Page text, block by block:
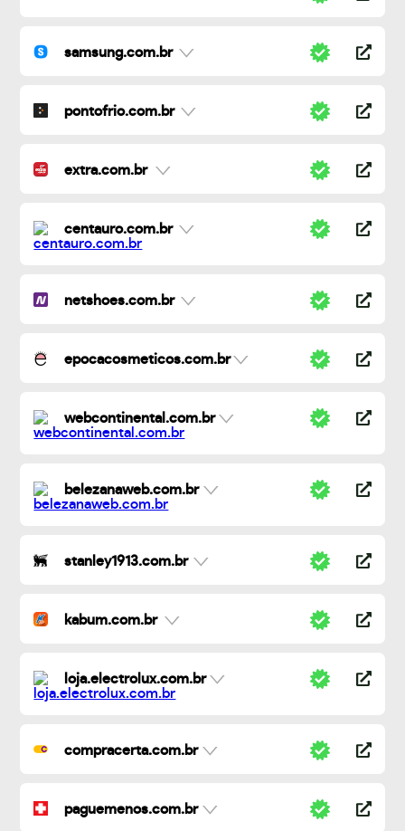
samsung.com.br
pontofrio.com.br
extra.com.br
centauro.com.br
netshoes.com.br
epocacosmeticos.com.br
webcontinental.com.br
belezanaweb.com.br
stanley1913.com.br
kabum.com.br
loja.electrolux.com.br
compracerta.com.br
paguemenos.com.br